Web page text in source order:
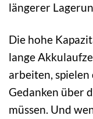
längerer
Die hohe
lange
arbeiten, spielen
Gedanken über
müssen. Und